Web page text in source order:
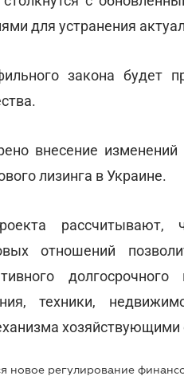
для устранения
закона будет
внесение
лизинга в Украине.
отношений
техники,
хозяйствующими
новое регулирование